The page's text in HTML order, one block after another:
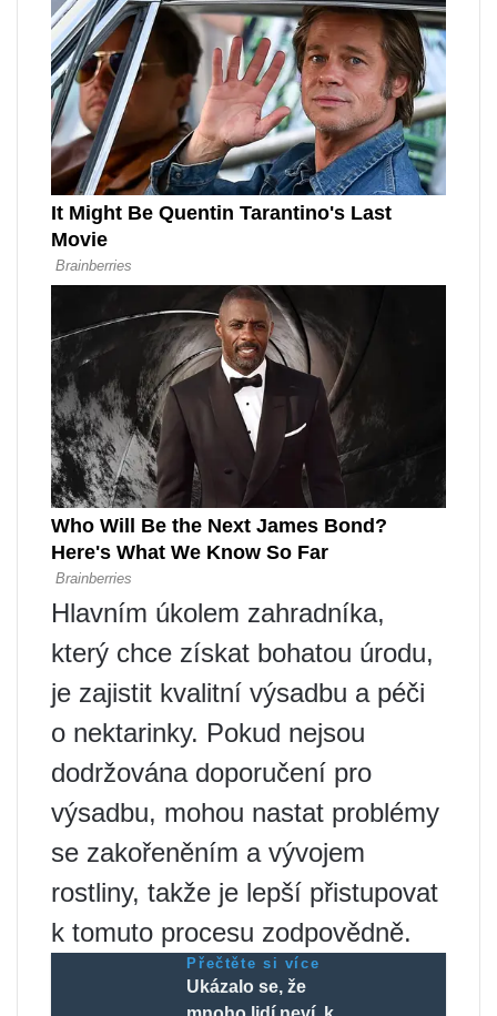
Hlavním úkolem zahradníka,
který chce získat bohatou úrodu,
je zajistit kvalitní výsadbu a péči
o nektarinky. Pokud nejsou
dodržována doporučení pro
výsadbu, mohou nastat problémy
se zakořeněním a vývojem
rostliny, takže je lepší přistupovat
k tomuto procesu zodpovědně.
Přečtěte si více
Ukázalo se, že